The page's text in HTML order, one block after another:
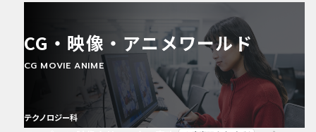
CG・映像・ アニメワールド
CG MOVIE ANIME
テクノロジー科